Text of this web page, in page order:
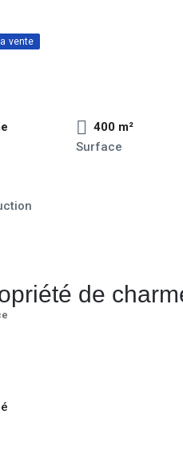
vente
400 m²
Surface
de